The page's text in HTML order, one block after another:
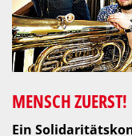
MENSCH ZUERST!
Ein